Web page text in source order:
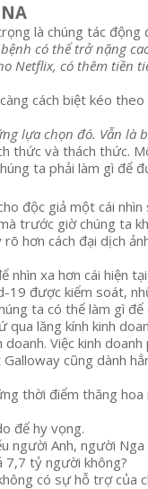
là chúng tác động
có thể trở nặng
có thêm tiền
cách biệt kéo
lựa chọn đó. Vẫn là
thức và thách thức.
ta phải làm gì để
độc giả một cái
trước giờ chúng ta
rõ hơn cách đại dịch
nhìn xa hơn cái hiện
được kiểm soát,
ta có thể làm gì
lăng kính kinh
Việc kinh
cũng dành
thời điểm thăng
để hy vọng.
người Anh, người
7,7 tỷ người không?
có sự hỗ trợ